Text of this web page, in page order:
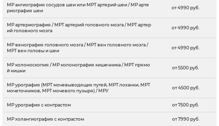
МР ангиография сосудов шеи или МРТ артерий шеи / МР арте
риография шеи
от 4990 руб.
МР артериография / МРТ артерий головного мозга / МРТ артер
ий головного мозга
от 4990 руб.
МР венография головного мозга / МРТ вен головного мозга /
МРТ вен головы и шеи
от 4990 руб.
МР колоноскопия / МР колонография кишечника / МРТ прямо
й кишки
от 5500 руб.
МР урография (МРТ мочевыводящих путей, МРТ лоханки, МРТ
мочеточников, МРТ мочевого пузыря) / МРУ
от 4500 руб.
МР урография с контрастом от 7500 руб.
МР холангиография с контрастом от 7990 руб.